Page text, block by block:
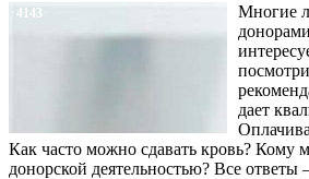
4143
Многие
дает
Как часто можно сдавать кровь? Кому
донорской деятельностью? Все ответы